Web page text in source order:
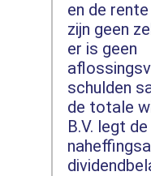
en de
zijn geen
er is geen
schulden
de totale
B.V. legt